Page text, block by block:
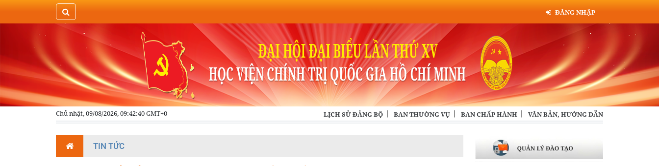
ĐĂNG NHẬP
Chủ nhật, 09/08/2026, 09:42:41 GMT+0 LỊCH SỬ ĐẢNG BỘ BAN THƯỜNG VỤ BAN CHẤP HÀNH VĂN BẢN, HƯỚNG DẪN
TIN TỨC